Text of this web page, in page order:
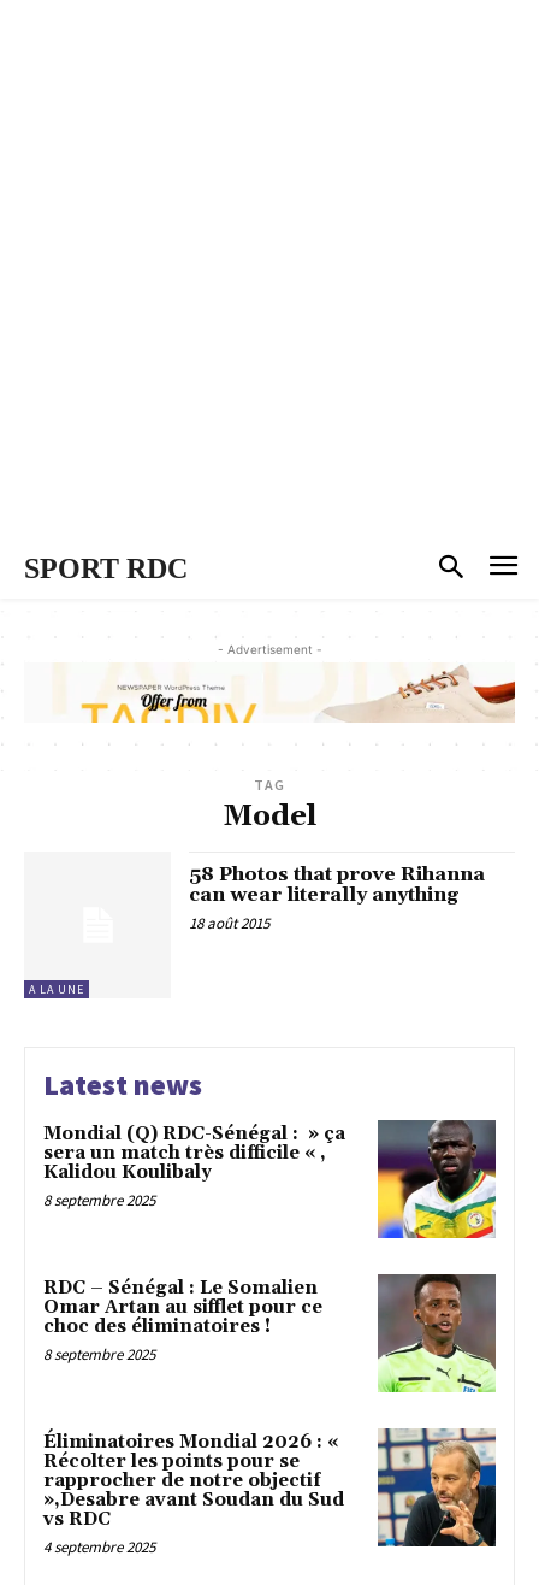
SPORT RDC
- Advertisement -
TAG
Model
A LA UNE
58 Photos that prove Rihanna
can wear literally anything
18 août 2015
Latest news
Mondial (Q) RDC-Sénégal : » ça
sera un match très difficile « ,
Kalidou Koulibaly
8 septembre 2025
RDC – Sénégal : Le Somalien
Omar Artan au sifflet pour ce
choc des éliminatoires !
8 septembre 2025
Éliminatoires Mondial 2026 : «
Récolter les points pour se
rapprocher de notre objectif
»,Desabre avant Soudan du Sud
vs RDC
4 septembre 2025